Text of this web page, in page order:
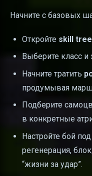
Начните с базовых
Откройте skill tree
Выберите класс и
Начните тратить
продумывая
Подберите
в конкретные
Настройте бой
регенерация,
“жизни за удар”.